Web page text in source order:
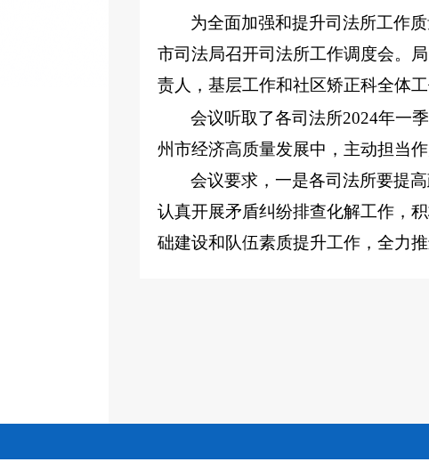
为全面加强和提升司法所工作
市司法局召开司法所工作调度会。
责人，基层工作和社区矫正科全体工
会议听取了各司法所2024年一
州市经济高质量发展中，主动担当
会议要求，一是各司法所要提
认真开展矛盾纠纷排查化解工作，
础建设和队伍素质提升工作，全力